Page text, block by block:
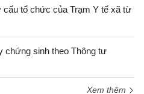
tổ chức của Trạm Y tế xã từ
chứng sinh theo Thông tư
Xem thêm